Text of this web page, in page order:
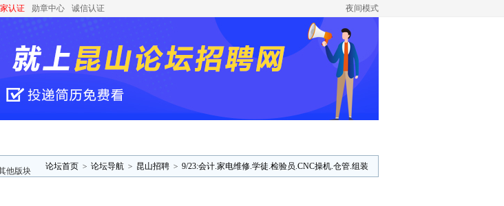
夜间模式
认证 勋章中心 诚信认证
论坛首页 > 论坛导航 > 昆山招聘 > 9/23:会计.家电维修.学徒.检验员.CNC操机.仓管.组装